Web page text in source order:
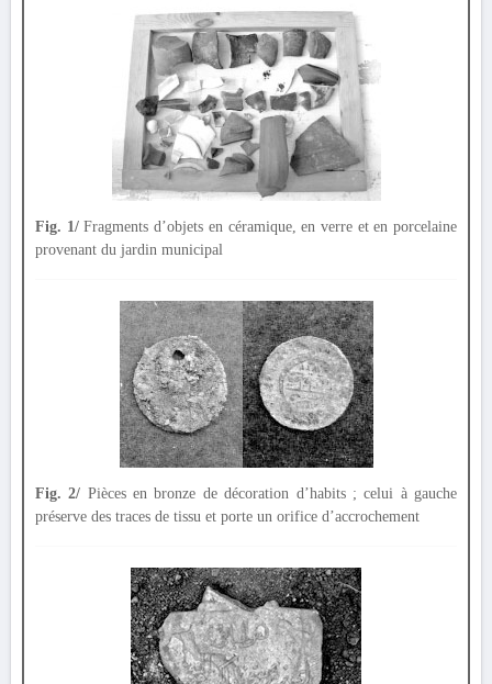
Fig. 1/Fragments d’objets en céramique, en verre et en porcelaine
provenant du jardin municipal
Fig. 2/ Pièces en bronze de décoration d’habits ; celui à gauche
préserve des traces de tissu et porte un orifice d’accrochement